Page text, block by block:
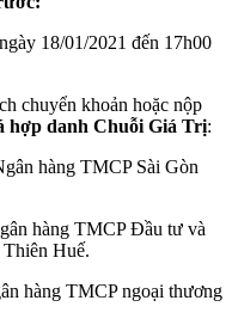
18/01/2021 đến 17h00
chuyển khoản hoặc nộp
hợp danh Chuỗi Giá Trị:
hàng TMCP Sài Gòn
hàng TMCP Đầu tư và
Huế.
hàng TMCP ngoại thương